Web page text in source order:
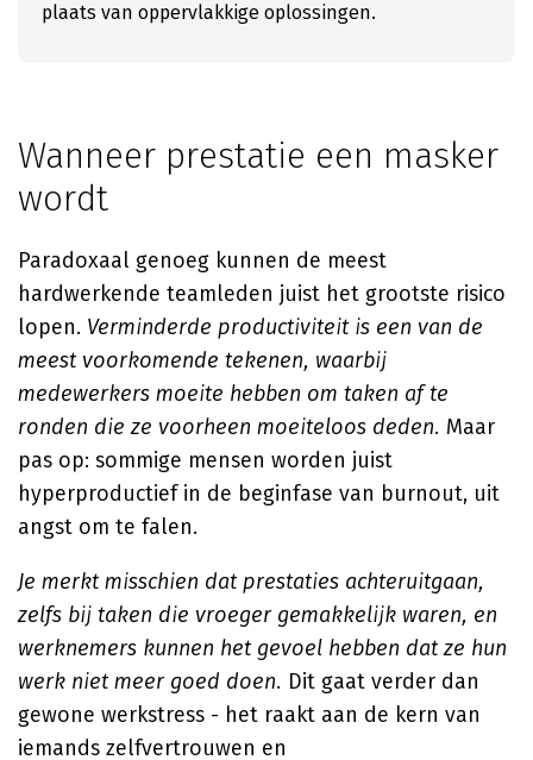
plaats van oppervlakkige oplossingen.
Wanneer prestatie een masker
wordt
Paradoxaal genoeg kunnen de meest
hardwerkende teamleden juist het grootste risico
lopen. Verminderde productiviteit is een van de
meest voorkomende tekenen, waarbij
medewerkers moeite hebben om taken af te
ronden die ze voorheen moeiteloos deden. Maar
pas op: sommige mensen worden juist
hyperproductief in de beginfase van burnout, uit
angst om te falen.
Je merkt misschien dat prestaties achteruitgaan,
zelfs bij taken die vroeger gemakkelijk waren, en
werknemers kunnen het gevoel hebben dat ze hun
werk niet meer goed doen. Dit gaat verder dan
gewone werkstress - het raakt aan de kern van
iemands zelfvertrouwen en